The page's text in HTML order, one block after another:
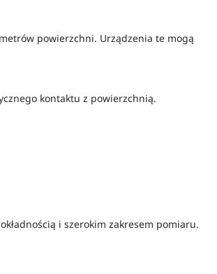
powierzchni. Urządzenia te mogą
kontaktu z powierzchnią.
i szerokim zakresem pomiaru.